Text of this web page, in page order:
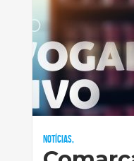
Notícias,